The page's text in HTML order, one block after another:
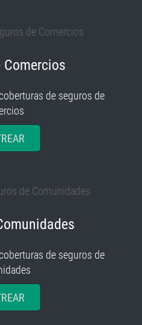
Comercios
de seguros de
de seguros de